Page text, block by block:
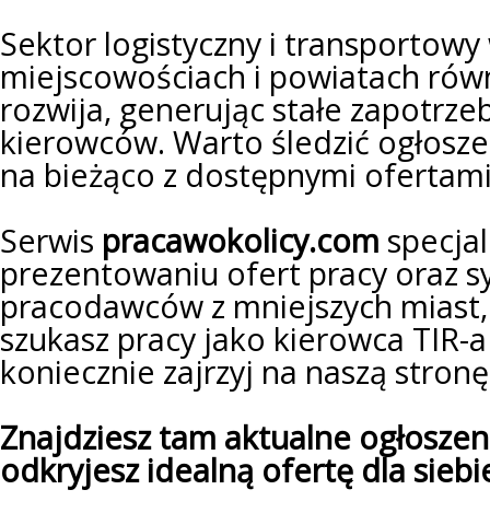
Sektor logistyczny i transportowy
miejscowościach i powiatach
rozwija, generując stałe
kierowców. Warto śledzić
na bieżąco z dostępnymi
Serwis pracawokolicy.com
prezentowaniu ofert pracy oraz
pracodawców z mniejszych
szukasz pracy jako kierowca TIR-
koniecznie zajrzyj na naszą
Znajdziesz tam aktualne
odkryjesz idealną ofertę dla